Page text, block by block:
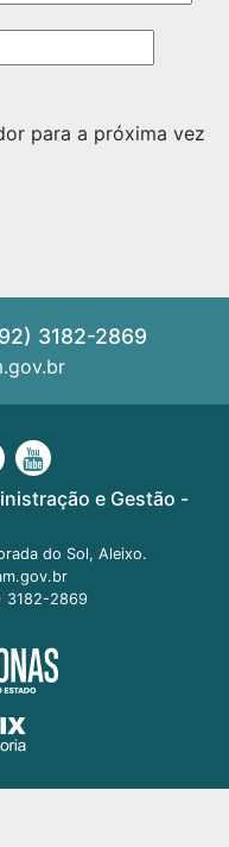
para a próxima vez
3182-2869
e Gestão -
do Sol, Aleixo.
3182-2869